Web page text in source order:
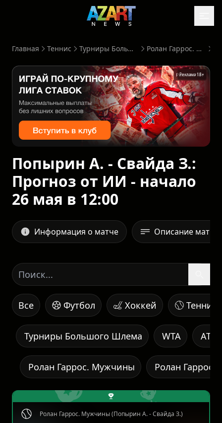
Главная Теннис Турниры Большого Шлема Ролан Гаррос. Мужчины
Реклама 18+
Попырин А. - Свайда З.:
Прогноз от ИИ - начало
26 мая в 12:00
Информация о матче Описание матча
Все Футбол Хоккей Теннис
WTA ATP
Турниры Большого Шлема
Ролан Гаррос. Мужчины Ролан
Ролан Гаррос. Мужчины (Попырин А. - Свайда З.)